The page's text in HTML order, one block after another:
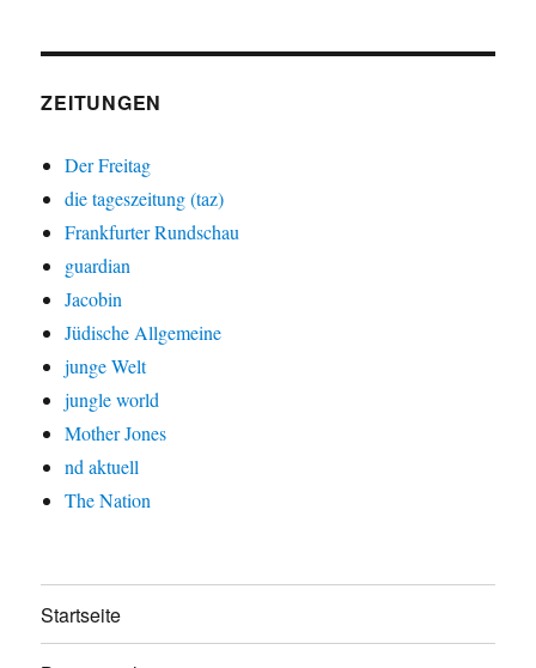
ZEITUNGEN
Der Freitag
die tageszeitung (taz)
Frankfurter Rundschau
guardian
Jacobin
Jüdische Allgemeine
junge Welt
jungle world
Mother Jones
nd aktuell
The Nation
Startseite